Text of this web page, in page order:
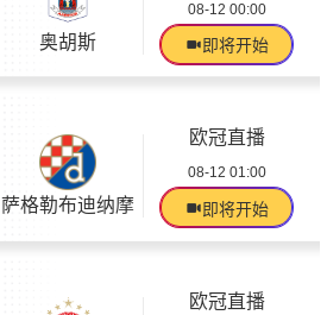
奥胡斯
08-12 00:00
即将开始
萨格勒布迪纳摩
欧冠直播
08-12 01:00
即将开始
欧冠直播